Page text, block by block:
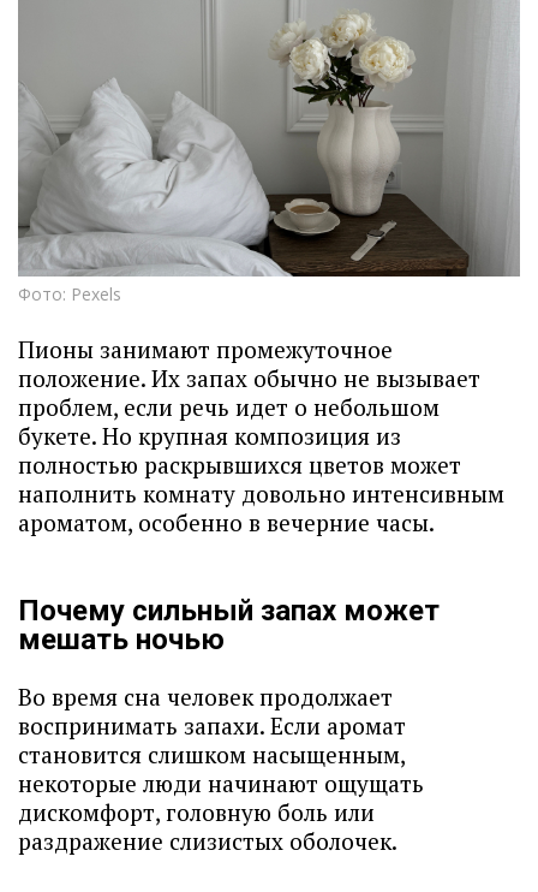
Фото: Pexels
Пионы занимают промежуточное
положение. Их запах обычно не вызывает
проблем, если речь идет о небольшом
букете. Но крупная композиция из
полностью раскрывшихся цветов может
наполнить комнату довольно интенсивным
ароматом, особенно в вечерние часы.
Почему сильный запах может
мешать ночью
Во время сна человек продолжает
воспринимать запахи. Если аромат
становится слишком насыщенным,
некоторые люди начинают ощущать
дискомфорт, головную боль или
раздражение слизистых оболочек.